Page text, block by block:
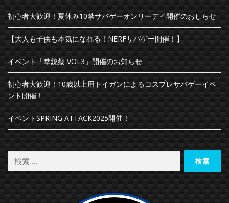
初心者大歓迎！夏休み10禁サバゲーオンリーデイ開催のおしらせ
【大人も子供も本気になれる！NERFサバゲー開催！】
イベント「拳銃祭 VOL3」開催のお知らせ
初心者大歓迎！10歳以上用トイガンによるコスプレサバゲーイベ
ント開催！
イベントSPRING ATTACK2025開催！